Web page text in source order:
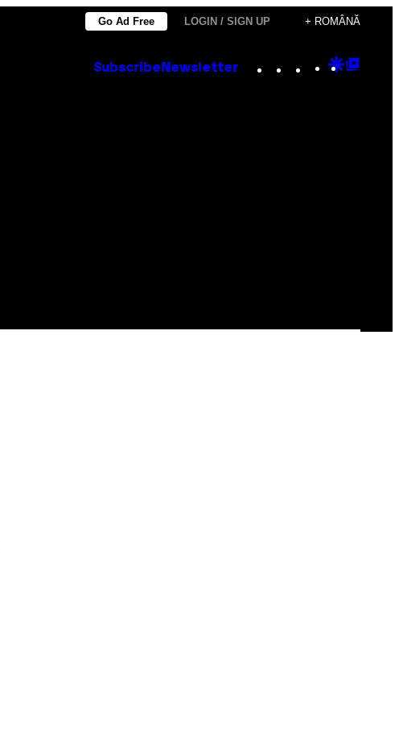
Go Ad Free LOGIN / SIGN UP + ROMÂNĂ
Subscribe Newsletter Instagram
TikTok
YouTube
Google